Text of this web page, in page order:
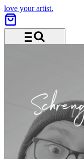
love your artist.